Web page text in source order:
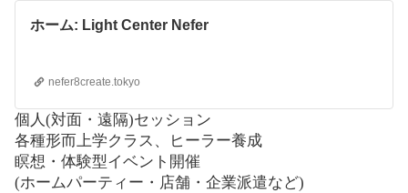
ホーム: Light Center Nefer
nefer8create.tokyo
個人(対面・遠隔)セッション
各種形而上学クラス、ヒーラー養成
瞑想・体験型イベント開催
(ホームパーティー・店舗・企業派遣など)